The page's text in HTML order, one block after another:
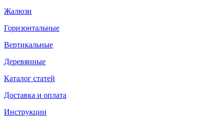
Жалюзи
Горизонтальные
Вертикальные
Деревянные
Каталог статей
Доставка и оплата
Инструкции